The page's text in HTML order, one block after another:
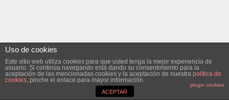
Uso de cookies
Este sitio web utiliza cookies para que usted tenga la mejor experiencia de
usuario. Si continúa navegando está dando su consentimiento para la
aceptación de las mencionadas cookies y la aceptación de nuestra política de
cookies, pinche el enlace para mayor información.
plugin cookies
ACEPTAR